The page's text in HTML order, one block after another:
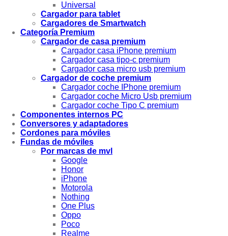
Universal
Cargador para tablet
Cargadores de Smartwatch
Categoría Premium
Cargador de casa premium
Cargador casa iPhone premium
Cargador casa tipo-c premium
Cargador casa micro usb premium
Cargador de coche premium
Cargador coche IPhone premium
Cargador coche Micro Usb premium
Cargador coche Tipo C premium
Componentes internos PC
Conversores y adaptadores
Cordones para móviles
Fundas de móviles
Por marcas de mvl
Google
Honor
iPhone
Motorola
Nothing
One Plus
Oppo
Poco
Realme